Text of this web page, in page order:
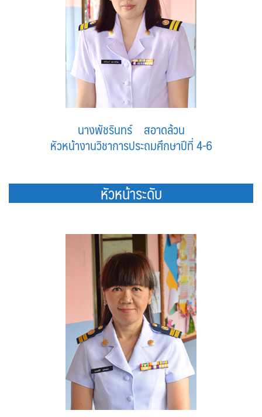
นางพัชรินทร์ สอาดล้วน
หัวหน้างานวิชาการประถมศึกษาปีที่ 4-6
หัวหน้าระดับ